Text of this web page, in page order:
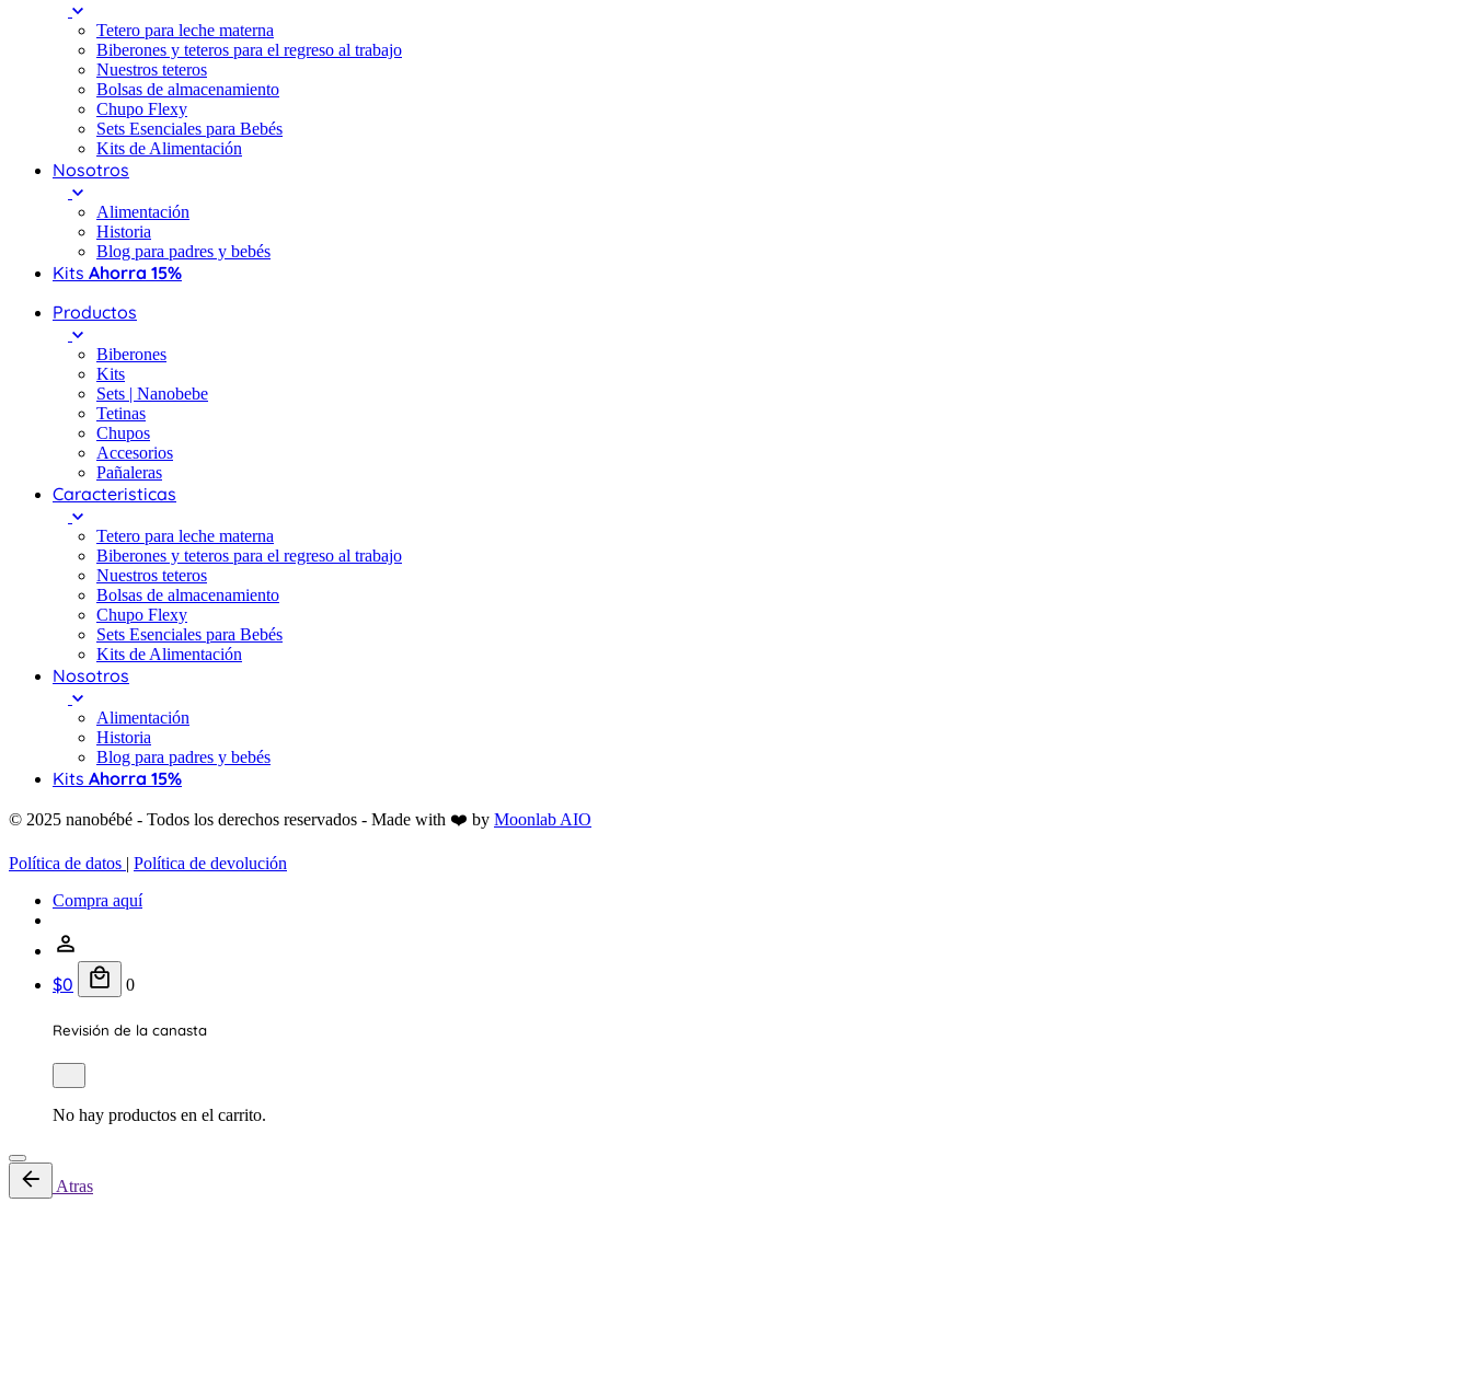
Tetero para leche materna
Biberones y teteros para el regreso al trabajo
Nuestros teteros
Bolsas de almacenamiento
Chupo Flexy
Sets Esenciales para Bebés
Kits de Alimentación
Nosotros
Alimentación
Historia
Blog para padres y bebés
Kits Ahorra 15%
Productos
Biberones
Kits
Sets | Nanobebe
Tetinas
Chupos
Accesorios
Pañaleras
Caracteristicas
Tetero para leche materna
Biberones y teteros para el regreso al trabajo
Nuestros teteros
Bolsas de almacenamiento
Chupo Flexy
Sets Esenciales para Bebés
Kits de Alimentación
Nosotros
Alimentación
Historia
Blog para padres y bebés
Kits Ahorra 15%
© 2025 nanobébé - Todos los derechos reservados - Made with ❤️ by Moonlab AIO
Política de datos | Política de devolución
Compra aquí
$0 0
Revisión de la canasta
No hay productos en el carrito.
Atras